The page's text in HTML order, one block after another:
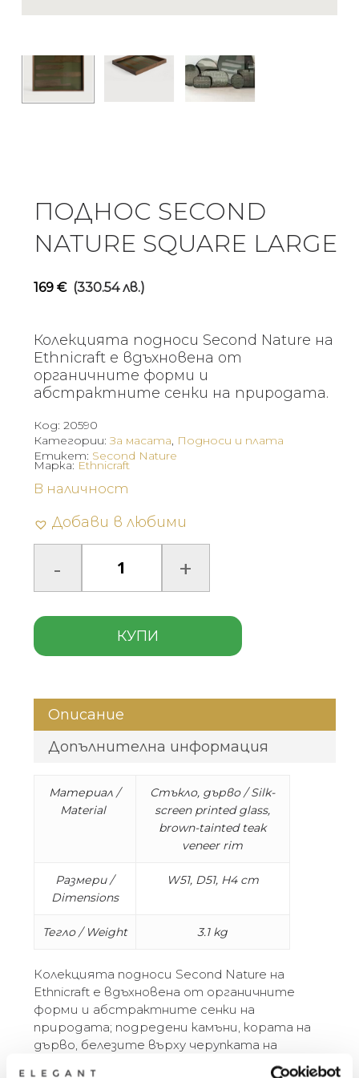
ПОДНОС SECOND
NATURE SQUARE LARGE
169 € (330.54 лв.)
Колекцията подноси Second Nature на
Ethnicraft е вдъхновена от
органичните форми и
абстрактните сенки на природата.
Код: 20590
Категории:За масата, Подноси и плата
Етикет: Second Nature
В наличност
Добави в любими
КУПИ
Марка: Ethnicraft
Описание
Допълнителна информация
Материал /
Material
Стъкло, дърво / Silk-
screen printed glass,
brown-tainted teak
veneer rim
Размери /
Dimensions
W51, D51, H4 cm
Тегло / Weight 3.1 kg
Колекцията подноси Second Nature на
Ethnicraft е вдъхновена от органичните
форми и абстрактните сенки на
природата; подредени камъни, кората на
дърво, белезите върху черупката на
костенурка. Хармонично съчетание от